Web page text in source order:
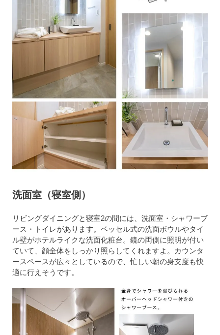
洗面室（寝室側）
リビングダイニングと寝室2の間には、洗面室・シャワーブ
ース・トイレがあります。ベッセル式の洗面ボウルやタイ
ル壁がホテルライクな洗面化粧台。鏡の両側に照明が付い
ていて、顔全体をしっかり照らしてくれますよ。カウンタ
ースペースが広々としているので、忙しい朝の身支度も快
適に行えそうです。